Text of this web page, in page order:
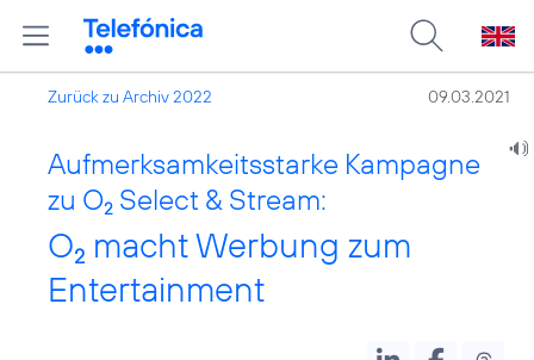
Zurück zu Archiv 2022 09.03.2021
Aufmerksamkeitsstarke Kampagne
zu O2 Select & Stream:
O2 macht Werbung zum
Entertainment